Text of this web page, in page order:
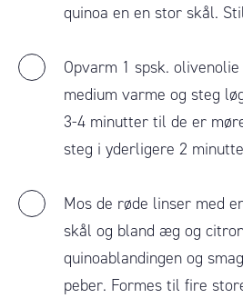
quinoa en en stor skål.
Opvarm 1 spsk.
medium varme og steg
3-4 minutter til de er
steg i yderligere 2
Mos de røde linser med
skål og bland æg og
quinoablandingen og
peber. Formes til fire